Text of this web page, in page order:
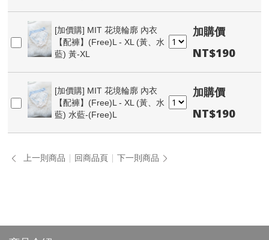
[加價購] MIT 花境輪廓 內衣
【配褲】(Free)L - XL (黃、水
藍) 黃-XL
加購價
NT$190
[加價購] MIT 花境輪廓 內衣
【配褲】(Free)L - XL (黃、水
藍) 水藍-(Free)L
加購價
NT$190
上一則商品 回商品頁 下一則商品